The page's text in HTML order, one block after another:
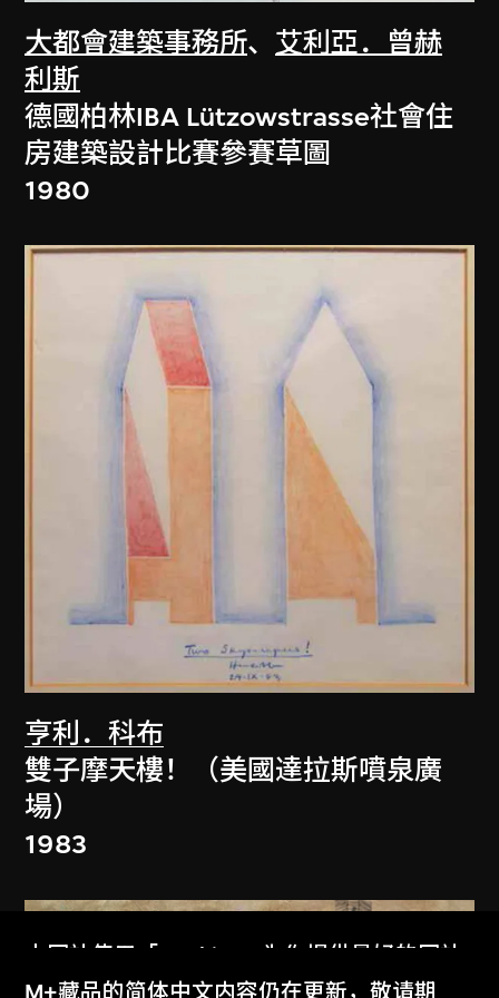
大都會建築事務所、 艾利亞．曾赫
利斯
德國柏林IBA Lützowstrasse社會住
房建築設計比賽參賽草圖
1980
亨利．科布
雙子摩天樓！（美國達拉斯噴泉廣
場）
1983
本网站使用「Cookies」为你提供最好的网站
体验。
M+藏品的简体中文内容仍在更新，敬请期